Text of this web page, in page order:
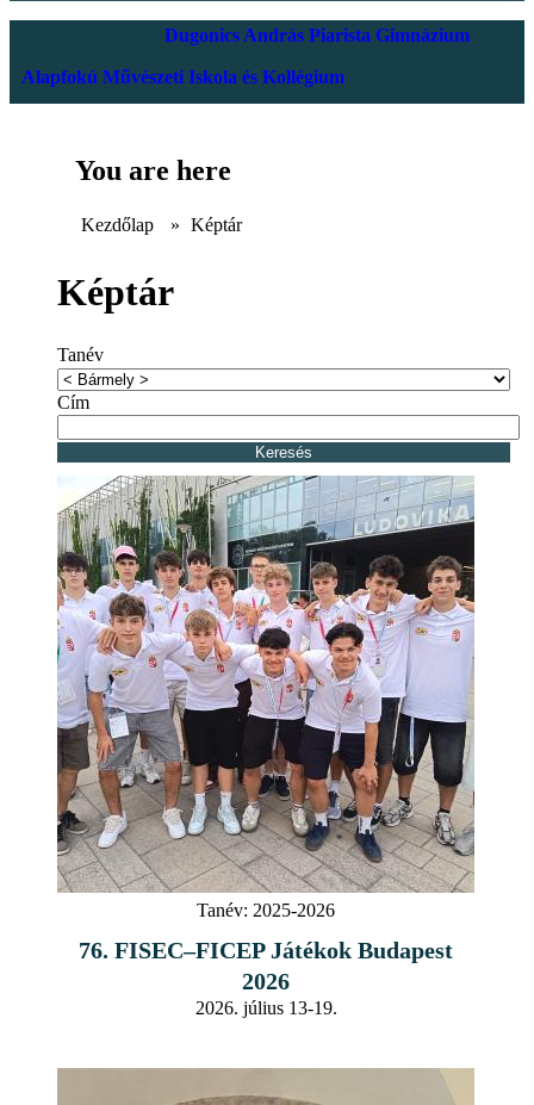
Dugonics András Piarista Gimnázium
Alapfokú Művészeti Iskola és Kollégium
You are here
Kezdőlap » Képtár
Képtár
Tanév
Cím
Tanév: 2025-2026
76. FISEC–FICEP Játékok Budapest
2026
2026. július 13-19.